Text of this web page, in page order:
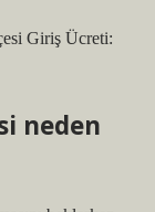
Giriş Ücreti:
neden